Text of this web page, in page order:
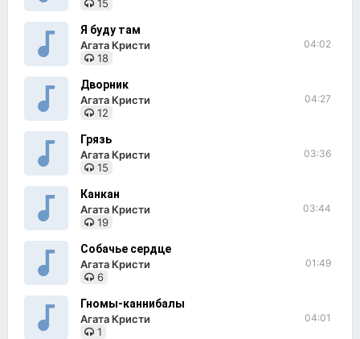
15
Я буду там
Агата Кристи
18
04:02
Дворник
Агата Кристи
12
04:27
Грязь
Агата Кристи
15
03:36
Канкан
Агата Кристи
19
03:44
Собачье сердце
Агата Кристи
6
01:49
Гномы-каннибалы
Агата Кристи
1
04:01